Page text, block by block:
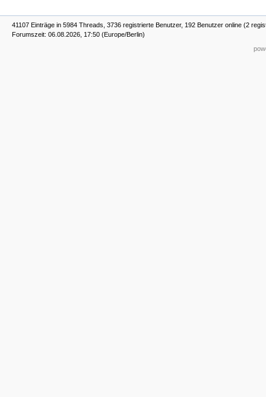
41107 Einträge in 5984 Threads, 3736 registrierte Benutzer, 192 Benutzer online (2
Forumszeit: 06.08.2026, 17:50 (Europe/Berlin)